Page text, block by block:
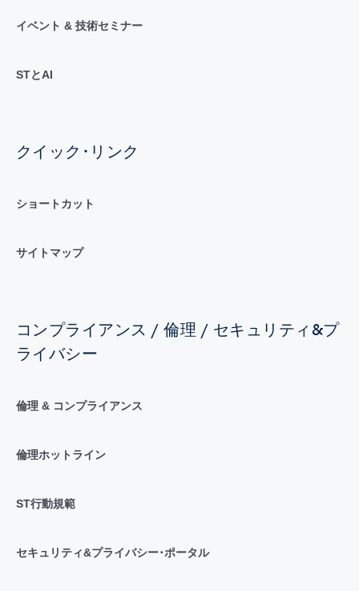
イベント & 技術セミナー
STとAI
クイック･リンク
ショートカット
サイトマップ
コンプライアンス / 倫理 / セキュリティ&プ
ライバシー
倫理 & コンプライアンス
倫理ホットライン
ST行動規範
セキュリティ&プライバシー･ポータル